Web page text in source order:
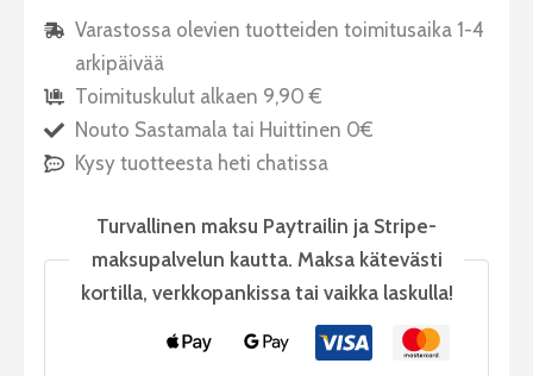
Varastossa olevien tuotteiden toimitusaika 1-4
arkipäivää
Toimituskulut alkaen 9,90 €
Nouto Sastamala tai Huittinen 0€
Kysy tuotteesta heti chatissa
Turvallinen maksu Paytrailin ja Stripe-
maksupalvelun kautta. Maksa kätevästi
kortilla, verkkopankissa tai vaikka laskulla!